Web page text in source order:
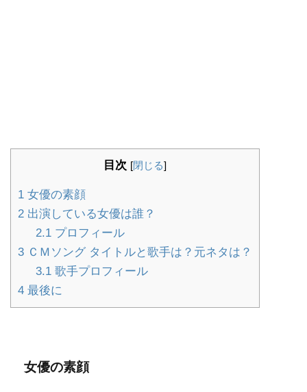
目次 [閉じる]
1 女優の素顔
2 出演している女優は誰？
2.1プロフィール
3 ＣＭソング タイトルと歌手は？元ネタは？
3.1歌手プロフィール
4 最後に
女優の素顔